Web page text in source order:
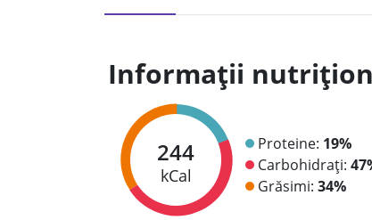
Informații
244
kCal
Proteine: 19%
Carbohidrați:
Grăsimi: 34%